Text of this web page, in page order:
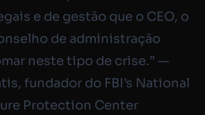
e de gestão que o CEO, o
de administração
neste tipo de crise.” —
fundador do FBI’s National
Protection Center